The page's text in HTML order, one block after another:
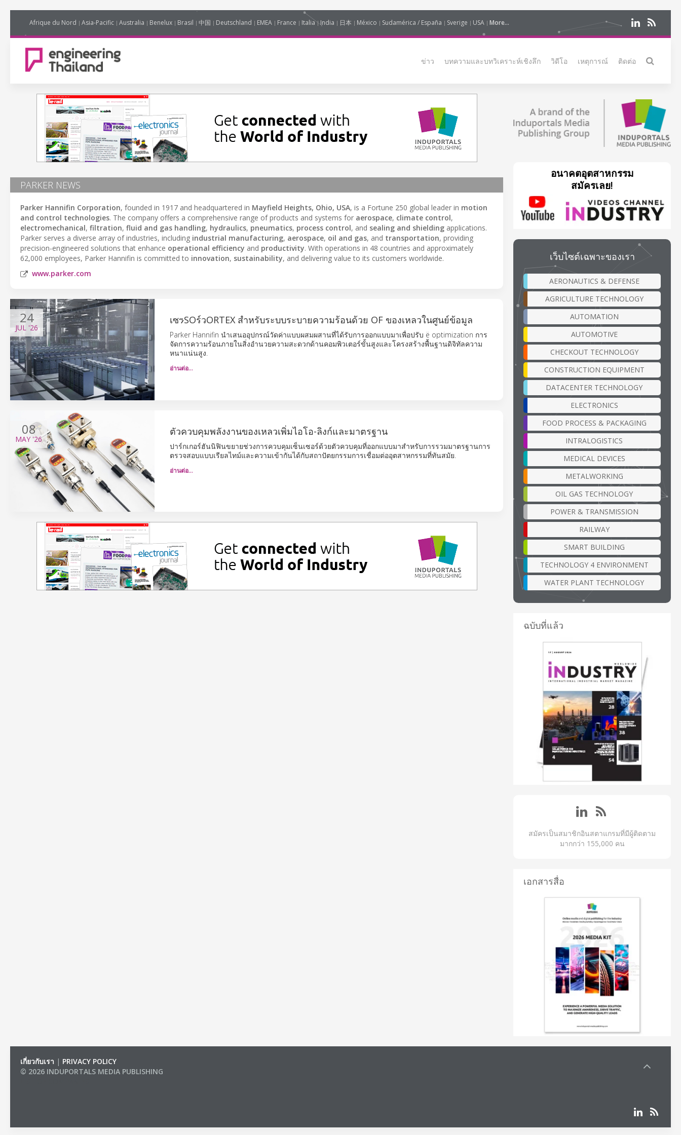
Afrique du Nord Asia-Pacific Australia Benelux Brasil 中国 Deutschland EMEA France Italia India 日本 México Sudamérica / España Sverige USA More...
ข่าว บทความและบทวิเคราะห์เชิงลึก วิดีโอ เหตุการณ์ ติดต่อ
PARKER NEWS
Parker Hannifin Corporation, founded in 1917 and headquartered in Mayfield Heights, Ohio, USA, is a Fortune 250 global leader in motion
and control technologies. The company offers a comprehensive range of products and systems for aerospace, climate control,
electromechanical, filtration, fluid and gas handling, hydraulics, pneumatics, process control, and sealing and shielding applications.
Parker serves a diverse array of industries, including industrial manufacturing, aerospace, oil and gas, and transportation, providing
precision-engineered solutions that enhance operational efficiency and productivity. With operations in 48 countries and approximately
62,000 employees, Parker Hannifin is committed to innovation, sustainability, and delivering value to its customers worldwide.
www.parker.com
24
JUL '26
เซንSOร์วORTEX สำหรับระบบระบายความร้อนด้วย OF ของเหลวในศูนย์ข้อมูล
Parker Hannifin นำเสนออุปกรณ์วัดค่าแบบผสมผสานที่ได้รับการออกแบบมาเพื่อปรับ ë optimization การ
จัดการความร้อนภายในสิ่งอำนวยความสะดวกด้านคอมพิวเตอร์ขั้นสูงและโครงสร้างพื้นฐานดิจิทัลความ
หนาแน่นสูง.
อ่านต่อ…
08
MAY '26
ตัวควบคุมพลังงานของเหลวเพิ่มไอโอ-ลิงก์และมาตรฐาน
ปาร์กเกอร์ฮันนิฟินขยายช่วงการควบคุมเซ็นเซอร์ด้วยตัวควบคุมที่ออกแบบมาสำหรับการรวมมาตรฐานการ
ตรวจสอบแบบเรียลไทม์และความเข้ากันได้กับสถาปัตยกรรมการเชื่อมต่ออุตสาหกรรมที่ทันสมัย.
อ่านต่อ…
อนาคตอุตสาหกรรม
สมัครเลย!
เว็บไซต์เฉพาะของเรา
AERONAUTICS & DEFENSE
AGRICULTURE TECHNOLOGY
AUTOMATION
AUTOMOTIVE
CHECKOUT TECHNOLOGY
CONSTRUCTION EQUIPMENT
DATACENTER TECHNOLOGY
ELECTRONICS
FOOD PROCESS & PACKAGING
INTRALOGISTICS
MEDICAL DEVICES
METALWORKING
OIL GAS TECHNOLOGY
POWER & TRANSMISSION
RAILWAY
SMART BUILDING
TECHNOLOGY 4 ENVIRONMENT
WATER PLANT TECHNOLOGY
ฉบับที่แล้ว
สมัครเป็นสมาชิกอินสตาแกรมที่มีผู้ติดตาม
มากกว่า 155,000 คน
เอกสารสื่อ
เกี่ยวกับเรา | PRIVACY POLICY
© 2026 INDUPORTALS MEDIA PUBLISHING